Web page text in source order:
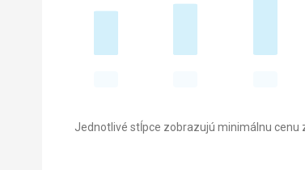
Jednotlivé stĺpce zobrazujú minimálnu cenu